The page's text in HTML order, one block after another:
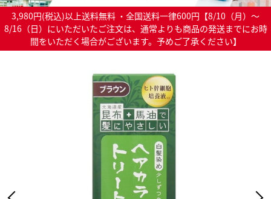
3,980円(税込)以上送料無料 ・全国送料一律600円【8/10（月）～
8/16（日）にいただいたご注文は、通常よりも商品の発送までにお時
間をいただく場合がございます。予めご了承ください】